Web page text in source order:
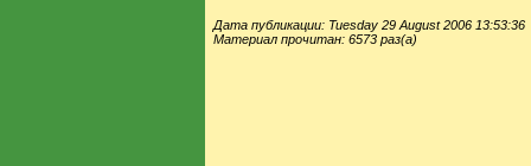
Дата публикации: Tuesday 29 August 2006 13:53:36
Материал прочитан: 6573 раз(а)